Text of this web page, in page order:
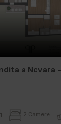
a Novara
2 Camere